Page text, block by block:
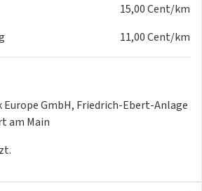
und Einklemmschutz für
Auto™
15,00 Cent/km
11,00 Cent/km
Europe GmbH, Friedrich-Ebert-Anlage
am Main